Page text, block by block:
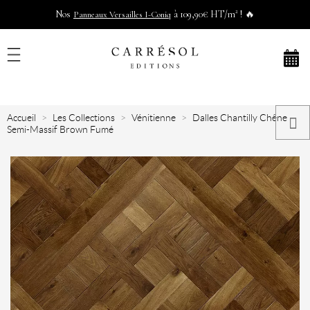
Nos Panneaux Versailles I-Coniq à 109,90€ HT/m² ! 🔥
Accueil Les Collections Vénitienne
Dalles Chantilly Chêne
Semi-Massif Brown Fumé